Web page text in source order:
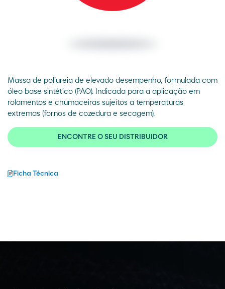
Massa de poliureia de elevado desempenho, formulada com
óleo base sintético (PAO). Indicada para a aplicação em
rolamentos e chumaceiras sujeitos a temperaturas
extremas (fornos de cozedura e secagem).
ENCONTRE O SEU DISTRIBUIDOR
Ficha Técnica